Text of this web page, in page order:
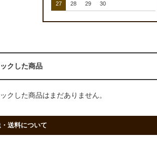
27 28 29 30
クした商品
クした商品はまだありません。
・送料について